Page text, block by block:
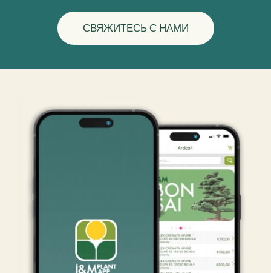
СВЯЖИТЕСЬ С НАМИ